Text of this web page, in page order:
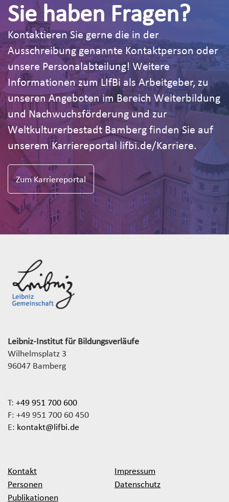
Sie haben Fragen?
Kontaktieren Sie gerne die in der
Ausschreibung genannte Kontaktperson oder
unsere Personalabteilung! Weitere
Informationen zum LIfBi als Arbeitgeber, zu
unseren Angeboten im Bereich Weiterbildung
und Nachwuchsförderung und zur
Weltkulturerbestadt Bamberg finden Sie auf
unserem Karriereportal lifbi.de/Karriere.
Zum Karriereportal
Leibniz-Institut für Bildungsverläufe
Wilhelmsplatz 3
96047 Bamberg
T: +49 951 700 600
F: +49 951 700 60 450
E: kontakt@lifbi.de
Kontakt
Personen
Publikationen
Impressum
Datenschutz